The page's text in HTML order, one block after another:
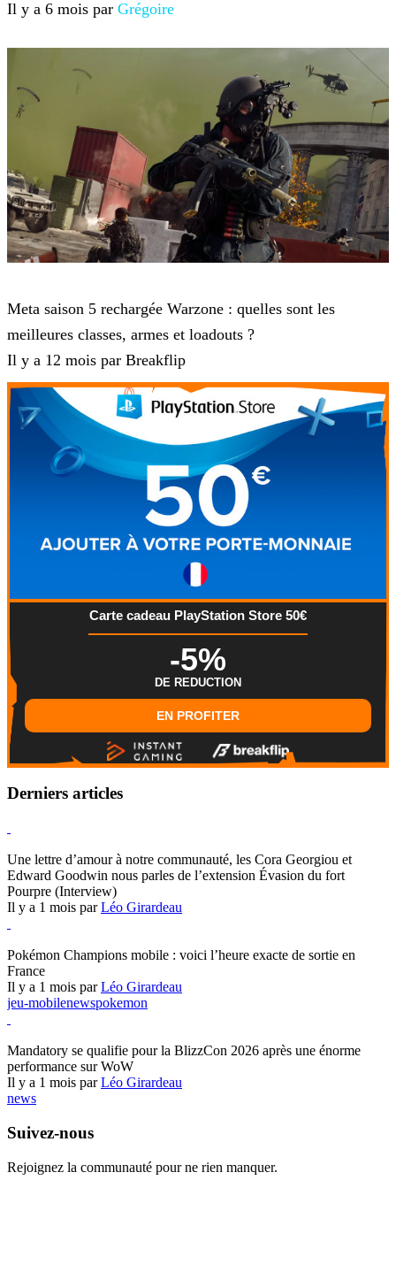
Il y a 6 mois par Grégoire
Meta saison 5 rechargée Warzone : quelles sont les
meilleures classes, armes et loadouts ?
Il y a 12 mois par Breakflip
Carte cadeau PlayStation Store 50€
-5%
DE REDUCTION
EN PROFITER
Derniers articles
Une lettre d’amour à notre communauté, les Cora Georgiou et
Edward Goodwin nous parles de l’extension Évasion du fort
Pourpre (Interview)
Il y a 1 mois parLéo Girardeau
Pokémon Champions mobile : voici l’heure exacte de sortie en
France
Il y a 1 mois parLéo Girardeau
jeu-mobilenewspokemon
Mandatory se qualifie pour la BlizzCon 2026 après une énorme
performance sur WoW
Il y a 1 mois parLéo Girardeau
news
Suivez-nous
Rejoignez la communauté pour ne rien manquer.